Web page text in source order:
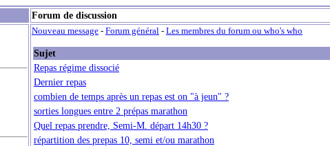
Forum de discussion
Nouveau message - Forum général - Les membres du forum ou who's who
Sujet
Repas régime dissocié
Dernier repas
combien de temps après un repas est on "à jeun" ?
sorties longues entre 2 prépas marathon
Quel repas prendre, Semi-M. départ 14h30 ?
répartition des prepas 10, semi et/ou marathon